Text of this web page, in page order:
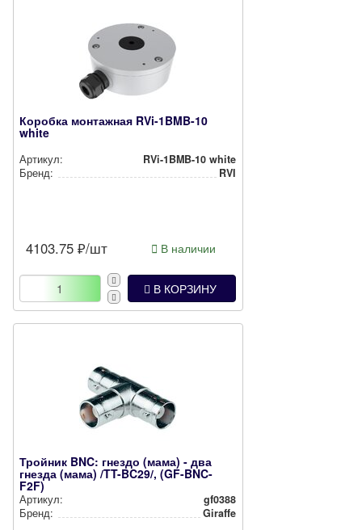
Коробка монтажная RVi-1BMB-10
white
Артикул:
RVi-1BMB-10 white
Бренд:
RVI
4103.75 ₽/шт В наличии
В КОРЗИНУ
Тройник BNC: гнездо (мама) - два
гнезда (мама) /TT-BC29/, (GF-BNC-
F2F)
Артикул:
gf0388
Бренд:
Giraffe